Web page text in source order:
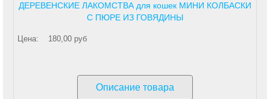
ДЕРЕВЕНСКИЕ ЛАКОМСТВА для кошек МИНИ КОЛБАСКИ
С ПЮРЕ ИЗ ГОВЯДИНЫ
Цена: 180,00 руб
Описание товара